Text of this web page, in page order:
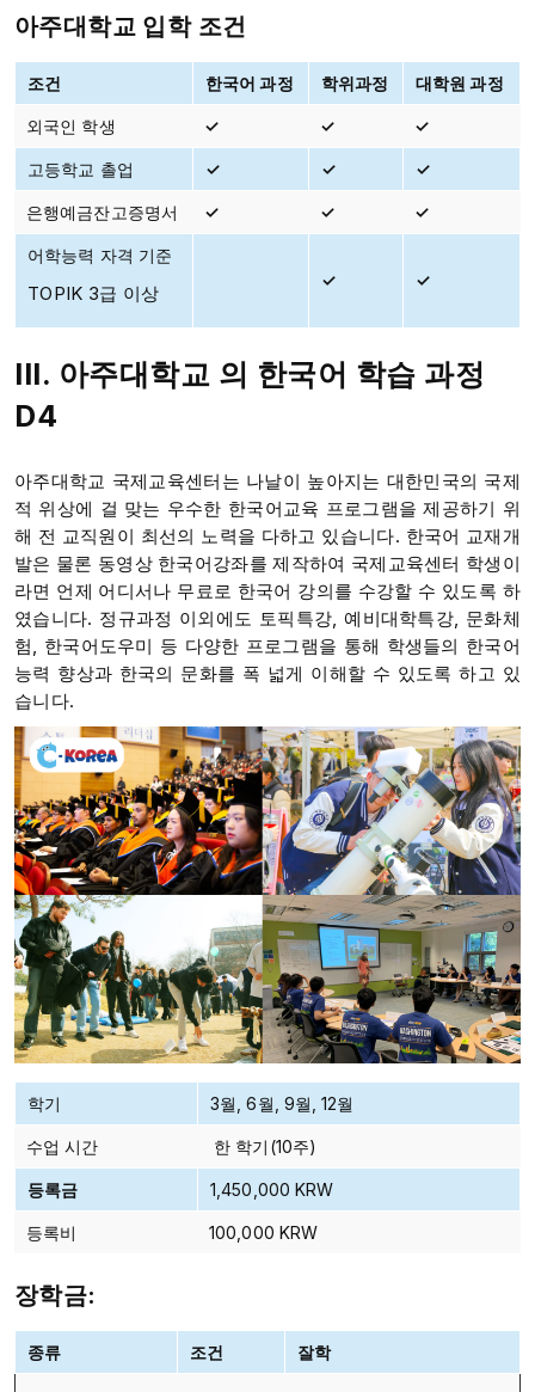
아주대학교 입학 조건
조건 한국어 과정 학위과정 대학원 과정
외국인 학생 ✓ ✓ ✓
고등학교 촐업 ✓ ✓ ✓
은행예금잔고증명서 ✓ ✓ ✓
어학능력 자격 기준
TOPIK 3급 이상
✓ ✓
III. 아주대학교 의 한국어 학습 과정
D4
아주대학교 국제교육센터는 나날이 높아지는 대한민국의 국제
적 위상에 걸 맞는 우수한 한국어교육 프로그램을 제공하기 위
해 전 교직원이 최선의 노력을 다하고 있습니다. 한국어 교재개
발은 물론 동영상 한국어강좌를 제작하여 국제교육센터 학생이
라면 언제 어디서나 무료로 한국어 강의를 수강할 수 있도록 하
였습니다. 정규과정 이외에도 토픽특강, 예비대학특강, 문화체
험, 한국어도우미 등 다양한 프로그램을 통해 학생들의 한국어
능력 향상과 한국의 문화를 폭 넓게 이해할 수 있도록 하고 있
습니다.
학기 3월, 6월, 9월, 12월
수업 시간 한 학기(10주)
등록금 1,450,000 KRW
등록비 100,000 KRW
장학금:
종류 조건 잘학